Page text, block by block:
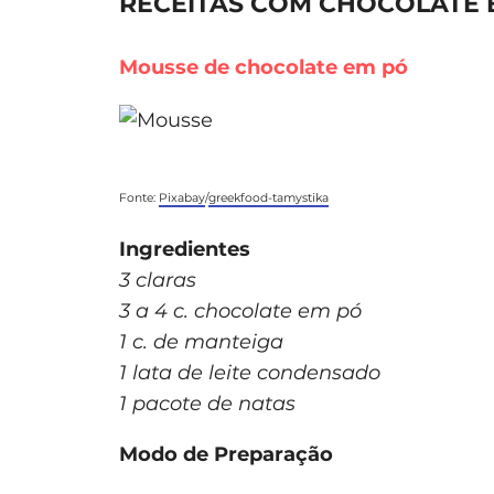
Mousse de chocolate em pó
Fonte: Pixabay/greekfood-tamystika
Ingredientes
3 claras
3 a 4 c. chocolate em pó
1 c. de manteiga
1 lata de leite condensado
1 pacote de natas
Modo de Preparação